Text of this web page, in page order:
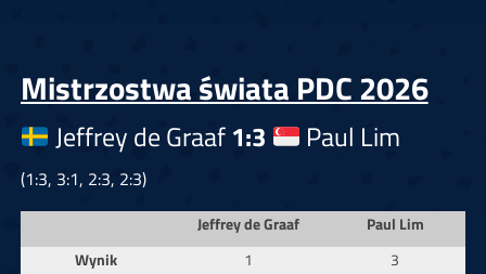
Mistrzostwa świata PDC 2026
Jeffrey de Graaf1:3 Paul Lim
(1:3, 3:1, 2:3, 2:3)
Jeffrey de Graaf
Paul Lim
Wynik
1
3